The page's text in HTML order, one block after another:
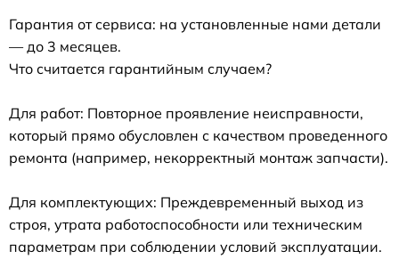
Гарантия от сервиса: на установленные нами детали
— до 3 месяцев.
Что считается гарантийным случаем?
Для работ: Повторное проявление неисправности,
который прямо обусловлен с качеством проведенного
ремонта (например, некорректный монтаж запчасти).
Для комплектующих: Преждевременный выход из
строя, утрата работоспособности или техническим
параметрам при соблюдении условий эксплуатации.